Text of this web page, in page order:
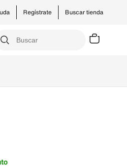
Buscar tienda
Regístrate